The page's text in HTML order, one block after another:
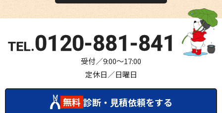
0120-881-841
受付／9:00～17:00
定休日／日曜日
無料 診断・見積依頼をする